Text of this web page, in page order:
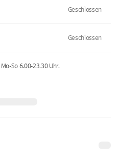
Geschlossen
Geschlossen
Mo-So 6.00-23.30Uhr.